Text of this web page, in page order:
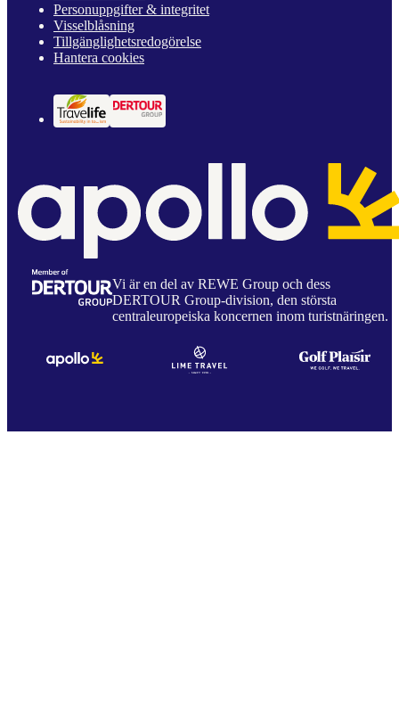
Personuppgifter & integritet
Visselblåsning
Tillgänglighetsredogörelse
Hantera cookies
Vi är en del av REWE Group och dess
DERTOUR Group-division, den största
centraleuropeiska koncernen inom turistnäringen.